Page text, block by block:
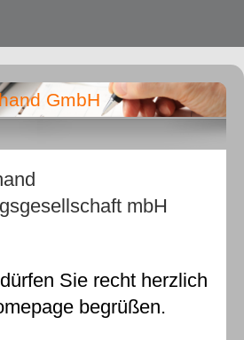
GmbH
mbH
Sie recht herzlich
begrüßen.